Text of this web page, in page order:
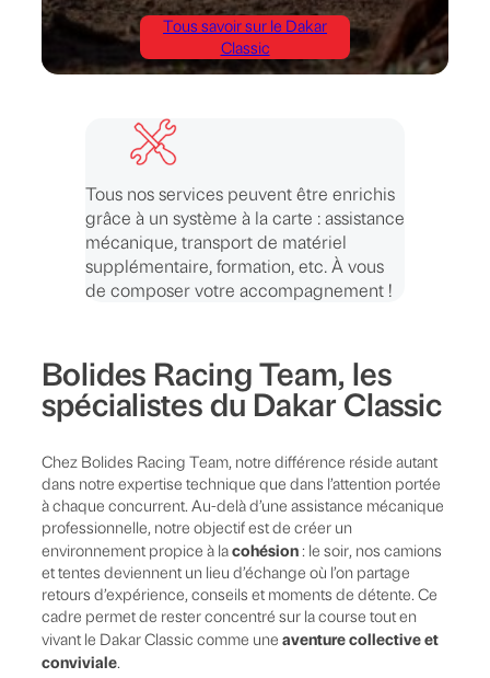
Tous savoir sur le Dakar
Classic
Tous nos services peuvent être enrichis
grâce à un système à la carte : assistance
mécanique, transport de matériel
supplémentaire, formation, etc. À vous
de composer votre accompagnement !
Bolides Racing Team, les
spécialistes du Dakar Classic
Chez Bolides Racing Team, notre différence réside autant
dans notre expertise technique que dans l’attention portée
à chaque concurrent. Au-delà d’une assistance mécanique
professionnelle, notre objectif est de créer un
environnement propice à lacohésion: le soir, nos camions
et tentes deviennent un lieu d’échange où l’on partage
retours d’expérience, conseils et moments de détente. Ce
cadre permet de rester concentré sur la course tout en
vivant le Dakar Classic comme une aventure collective et
conviviale.